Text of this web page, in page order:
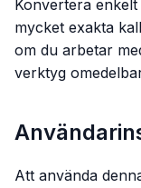
Konvertera
mycket exakta
om du arbetar
verktyg
Att använda